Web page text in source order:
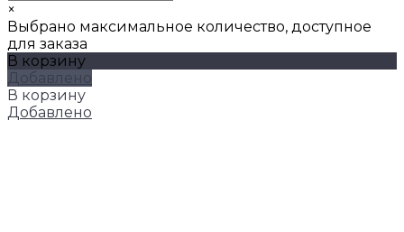
×
Выбрано максимальное количество, доступное
для заказа
В корзину
Добавлено
В корзину
Добавлено